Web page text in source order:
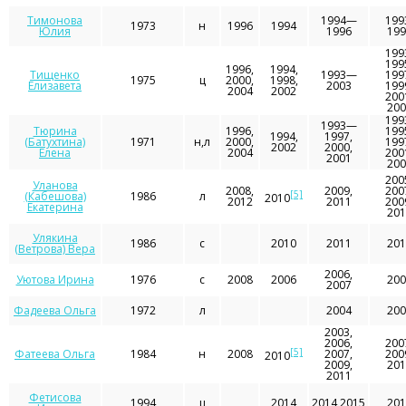
Тимонова
Юлия 1973 н 1996 1994 1994—
1996
Тищенко
Елизавета 1975 ц
1996,
2000,
2004
1994,
1998,
2002
1993—
2003
Тюрина
(Батухтина)
Елена
1971 н,л
1996,
2000,
2004
1994,
2002
1993—
1997,
2000,
2001
Уланова
(Кабешова)
Екатерина
1986 л 2008,
2012 2010[5] 2009,
2011
Улякина
(Ветрова) Вера 1986 с 2010 2011
Уютова Ирина 1976 с 2008 2006 2006,
2007
Фадеева Ольга
1972 л 2004
Фатеева Ольга 1984 н 2008 2010[5]
2003,
2006,
2007,
2009,
2011
Фетисова